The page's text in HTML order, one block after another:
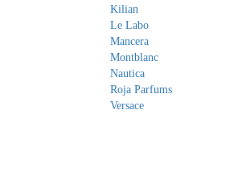
Kilian
Le Labo
Mancera
Montblanc
Nautica
Roja Parfums
Versace